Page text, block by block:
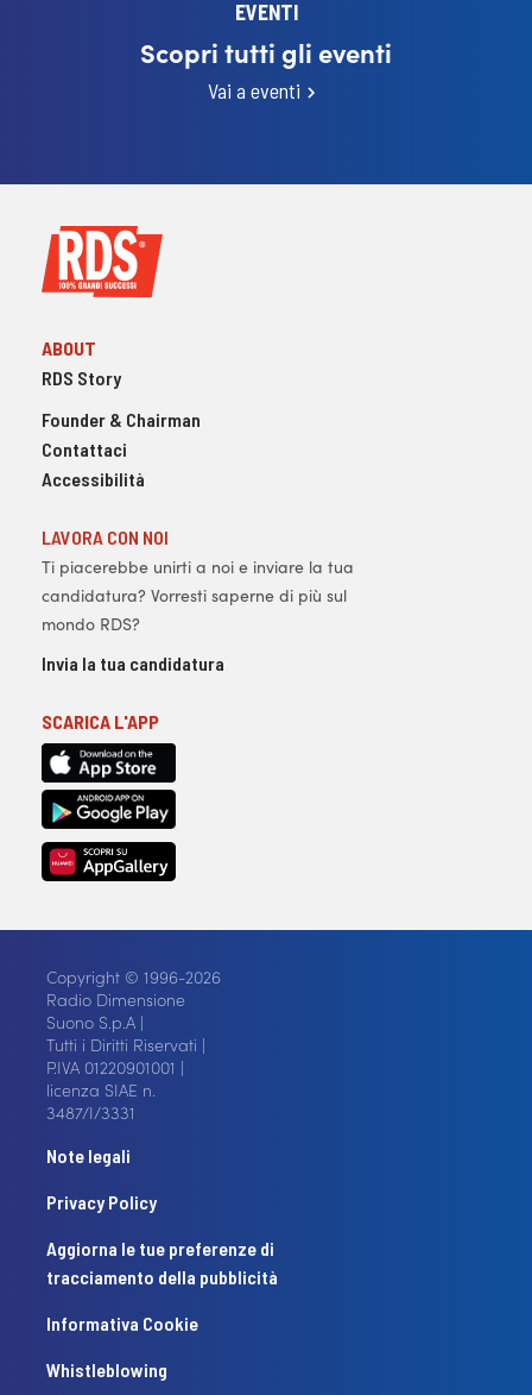
EVENTI
Scopri tutti gli eventi
Vai a eventi
ABOUT
RDS Story
Founder & Chairman
Contattaci
Accessibilità
LAVORA CON NOI
Ti piacerebbe unirti a noi e inviare la tua
candidatura? Vorresti saperne di più sul
mondo RDS?
Invia la tua candidatura
SCARICA L'APP
Copyright © 1996-2026
Radio Dimensione
Suono S.p.A |
Tutti i Diritti Riservati |
P.IVA 01220901001 |
licenza SIAE n.
3487/I/3331
Note legali
Privacy Policy
Aggiorna le tue preferenze di
tracciamento della pubblicità
Informativa Cookie
Whistleblowing